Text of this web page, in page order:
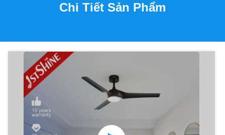
Chi Tiết Sản Phẩm